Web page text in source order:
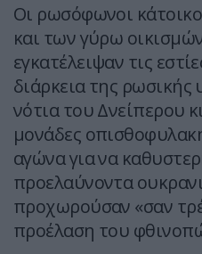
Οι ρωσόφωνοι
και των γύρω
εγκατέλειψαν τις
διάρκεια της
νότια του Δνείπερου
μονάδες
αγώνα για να
προελαύνοντα
προχωρούσαν «σαν
προέλαση του